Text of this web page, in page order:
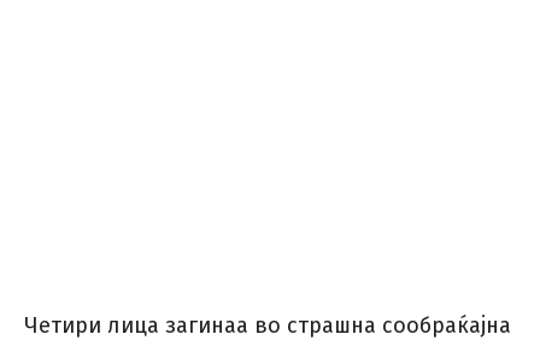
Четири лица загинаа во страшна сообраќајна